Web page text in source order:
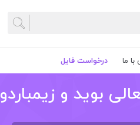
ما درخواست فایل
بوید و زیمباردو